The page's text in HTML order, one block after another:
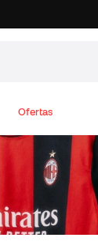
Ofertas